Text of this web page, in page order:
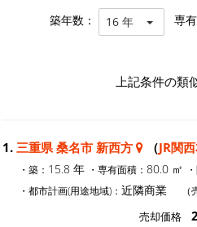
築年数： 16 年 専
上記条件の類
1. 三重県 桑名市 新西方 （JR関
・築： 15.8 年 ・専有面積： 80.0 ㎡
・都市計画(用途地域)： 近隣商業
売却価格